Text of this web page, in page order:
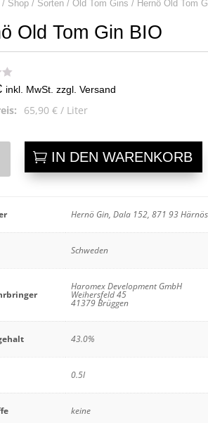
/ Shop / Sorten /Old Tom Gins / Hernö Old Tom
Old Tom Gin BIO
inkl. MwSt. zzgl. Versand
65,90€ / Liter
IN DEN WARENKORB
Hernö Gin, Dala 152, 871 93
Schweden
Haromex Development GmbH
Weihersfeld 45
41379 Brüggen
43.0%
0.5l
keine